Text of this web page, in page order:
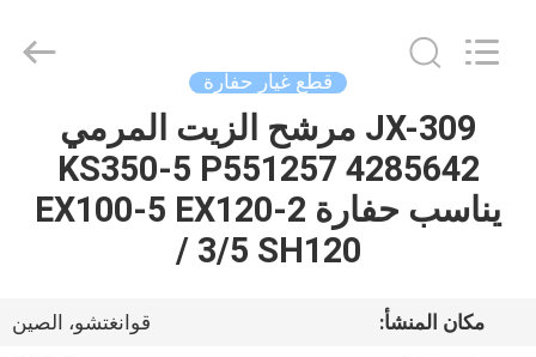
منزل،
معلومات
قطع غيار حفارة
JX-309 مرشح الزيت المرمي
4285642 KS350-5 P551257
يناسب حفارة EX100-5 EX120-2
/ 3/5 SH120
مكان المنشأ:
قوانغتشو، الصين